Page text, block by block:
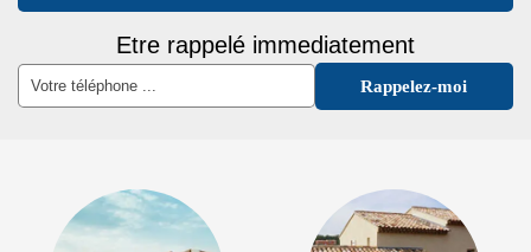
Etre rappelé immediatement